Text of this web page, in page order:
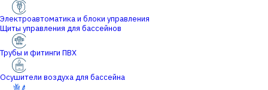
Электроавтоматика и блоки управления
Щиты управления для бассейнов
Трубы и фитинги ПВХ
Осушители воздуха для бассейна